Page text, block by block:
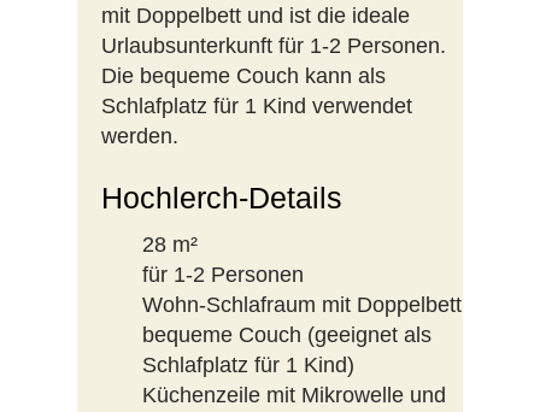
mit Doppelbett und ist die ideale
Urlaubsunterkunft für 1-2 Personen.
Die bequeme Couch kann als
Schlafplatz für 1 Kind verwendet
werden.
Hochlerch-Details
28 m²
für 1-2 Personen
Wohn-Schlafraum mit Doppelbett
bequeme Couch (geeignet als
Schlafplatz für 1 Kind)
Küchenzeile mit Mikrowelle und